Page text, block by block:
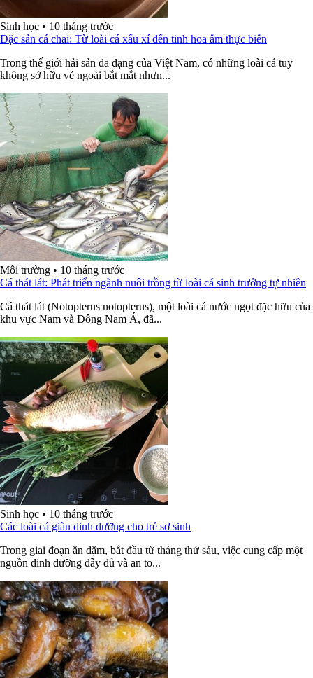
Sinh học • 10 tháng trước
Đặc sản cá chai: Từ loài cá xấu xí đến tinh hoa ẩm thực biển
Trong thế giới hải sản đa dạng của Việt Nam, có những loài cá tuy
không sở hữu vẻ ngoài bắt mắt nhưn...
Môi trường • 10 tháng trước
Cá thát lát: Phát triển ngành nuôi trồng từ loài cá sinh trưởng tự nhiên
Cá thát lát (Notopterus notopterus), một loài cá nước ngọt đặc hữu của
khu vực Nam và Đông Nam Á, đã...
Sinh học • 10 tháng trước
Các loài cá giàu dinh dưỡng cho trẻ sơ sinh
Trong giai đoạn ăn dặm, bắt đầu từ tháng thứ sáu, việc cung cấp một
nguồn dinh dưỡng đầy đủ và an to...